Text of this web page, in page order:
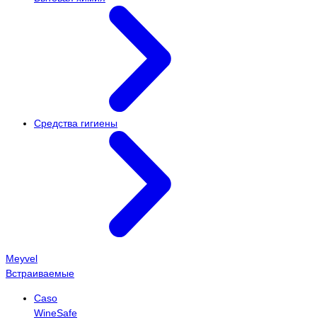
Средства гигиены
Meyvel
Встраиваемые
Caso
WineSafe